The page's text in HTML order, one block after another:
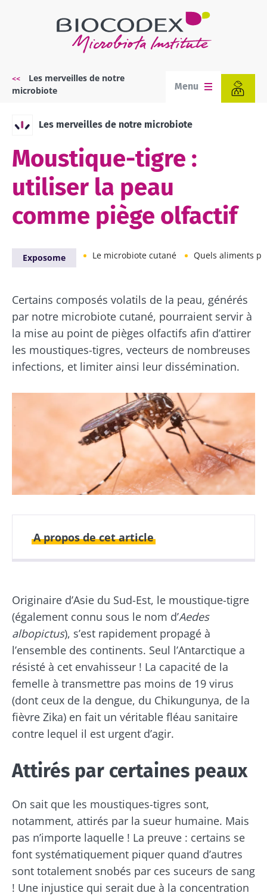
Fil
d'Ariane
Les merveilles de notre
microbiote
Menu
Les merveilles de notre microbiote
Moustique-tigre :
utiliser la peau
comme piège olfactif
Exposome Le microbiote cutané Quels aliments pour un
Certains composés volatils de la peau, générés
par notre microbiote cutané, pourraient servir à
la mise au point de pièges olfactifs afin d’attirer
les moustiques-tigres, vecteurs de nombreuses
infections, et limiter ainsi leur dissémination.
A propos de cet article
Originaire d’Asie du Sud-Est, le moustique-tigre
(également connu sous le nom d’Aedes
albopictus), s’est rapidement propagé à
l’ensemble des continents. Seul l’Antarctique a
résisté à cet envahisseur ! La capacité de la
femelle à transmettre pas moins de 19 virus
(dont ceux de la dengue, du Chikungunya, de la
fièvre Zika) en fait un véritable fléau sanitaire
contre lequel il est urgent d’agir.
Attirés par certaines peaux
On sait que les moustiques-tigres sont,
notamment, attirés par la sueur humaine. Mais
pas n’importe laquelle ! La preuve : certains se
font systématiquement piquer quand d’autres
sont totalement snobés par ces suceurs de sang
! Une injustice qui serait due à la concentration